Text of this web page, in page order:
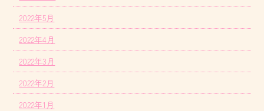
2022年5月
2022年4月
2022年3月
2022年2月
2022年1月